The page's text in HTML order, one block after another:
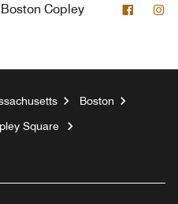
Copley
Boston
Square